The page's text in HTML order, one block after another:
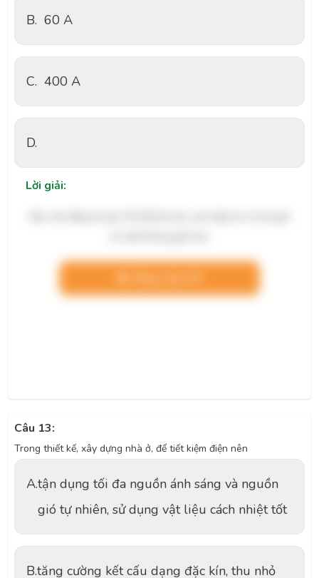
B. 60 A
C. 400 A
D.
Lời giải:
Câu 13:
Trong thiết kế, xây dựng nhà ở, để tiết kiệm điện nên
A.tận dụng tối đa nguồn ánh sáng và nguồn
gió tự nhiên, sử dụng vật liệu cách nhiệt tốt
B.tăng cường kết cấu dạng đặc kín, thu nhỏ